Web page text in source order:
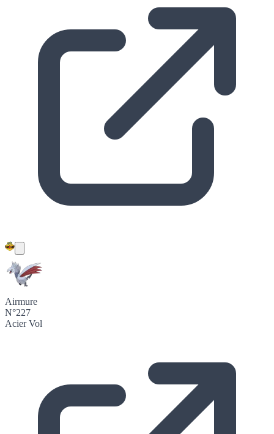
Airmure
N°227
AcierVol